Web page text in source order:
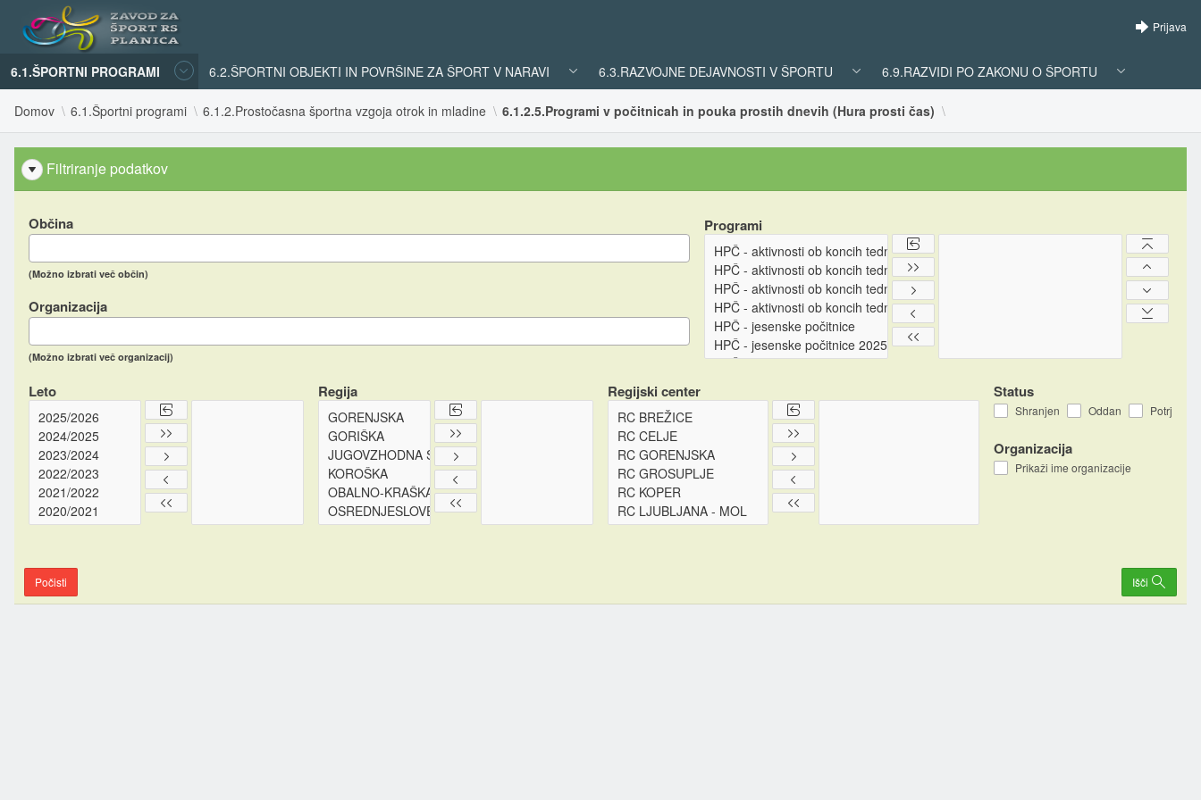
Prijava
6.1.ŠPORTNI PROGRAMI 6.2.ŠPORTNI OBJEKTI IN POVRŠINE ZA ŠPORT V NARAVI 6.3.RAZVOJNE DEJAVNOSTI V ŠPORTU 6.9.RAZVIDI PO ZAKONU O ŠPORTU
Domov 6.1.Športni programi 6.1.2.Prostočasna športna vzgoja otrok in mladine 6.1.2.5.Programi v počitnicah in pouka prostih dnevih (Hura prosti čas)
Filtriranje podatkov
Občina
(Možno izbrati več občin)
Organizacija
(Možno izbrati več organizacij)
Programi
Leto Regija Regijski center Status
Shranjen Oddan Potrjen
Organizacija
Prikaži ime organizacije
Počisti Išči